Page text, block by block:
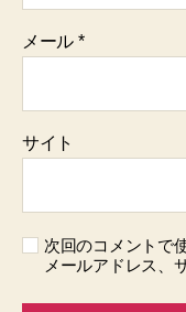
メール *
サイト
次回のコメントで
メールアドレス、